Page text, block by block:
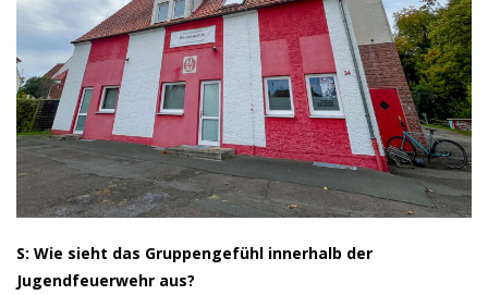
S: Wie sieht das Gruppengefühl innerhalb der
Jugendfeuerwehr aus?